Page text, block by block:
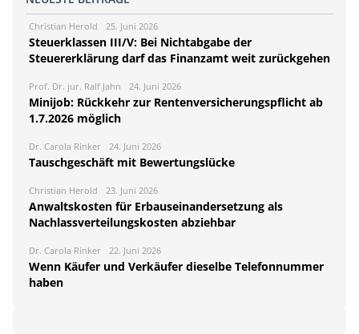
Christian Herold 25. Juni 2026
Steuerklassen III/V: Bei Nichtabgabe der
Steuererklärung darf das Finanzamt weit zurückgehen
Prof. Dr. jur. Ralf Jahn 24. Juni 2026
Minijob: Rückkehr zur Rentenversicherungspflicht ab
1.7.2026 möglich
Dr. Carola Rinker 24. Juni 2026
Tauschgeschäft mit Bewertungslücke
Christian Herold 23. Juni 2026
Anwaltskosten für Erbauseinandersetzung als
Nachlassverteilungskosten abziehbar
Dr. Carola Rinker 22. Juni 2026
Wenn Käufer und Verkäufer dieselbe Telefonnummer
haben